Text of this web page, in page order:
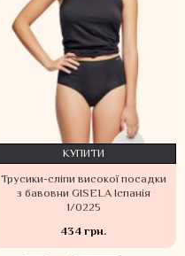
Трусики-сліпи високої посадки
з бавовни GISELA Іспанія
1/0225
434 грн.
КУПИТИ